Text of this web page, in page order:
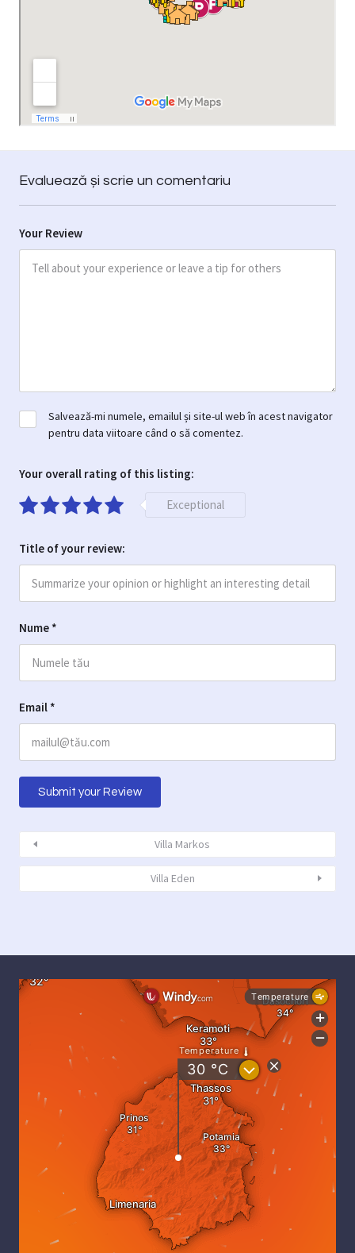
Evaluează și scrie un comentariu
Your Review
Nume *
Email *
Salvează-mi numele, emailul și site-ul web în acest navigator
pentru data viitoare când o să comentez.
Your overall rating of this listing:
Exceptional
Title of your review:
Villa Markos
Villa Eden